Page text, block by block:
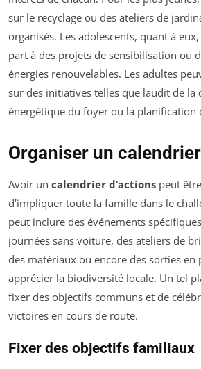
sur le recyclage ou des ateliers de
organisés. Les adolescents, quant à
part à des projets de sensibilisation ou
énergies renouvelables. Les adultes
sur des initiatives telles que laudit de la
énergétique du foyer ou la planification
Organiser un
Avoir un calendrier d’actions peut
d’impliquer toute la famille dans le
peut inclure des événements
journées sans voiture, des ateliers de
des matériaux ou encore des sorties
apprécier la biodiversité locale. Un tel
fixer des objectifs communs et de
victoires en cours de route.
Fixer des objectifs familiaux